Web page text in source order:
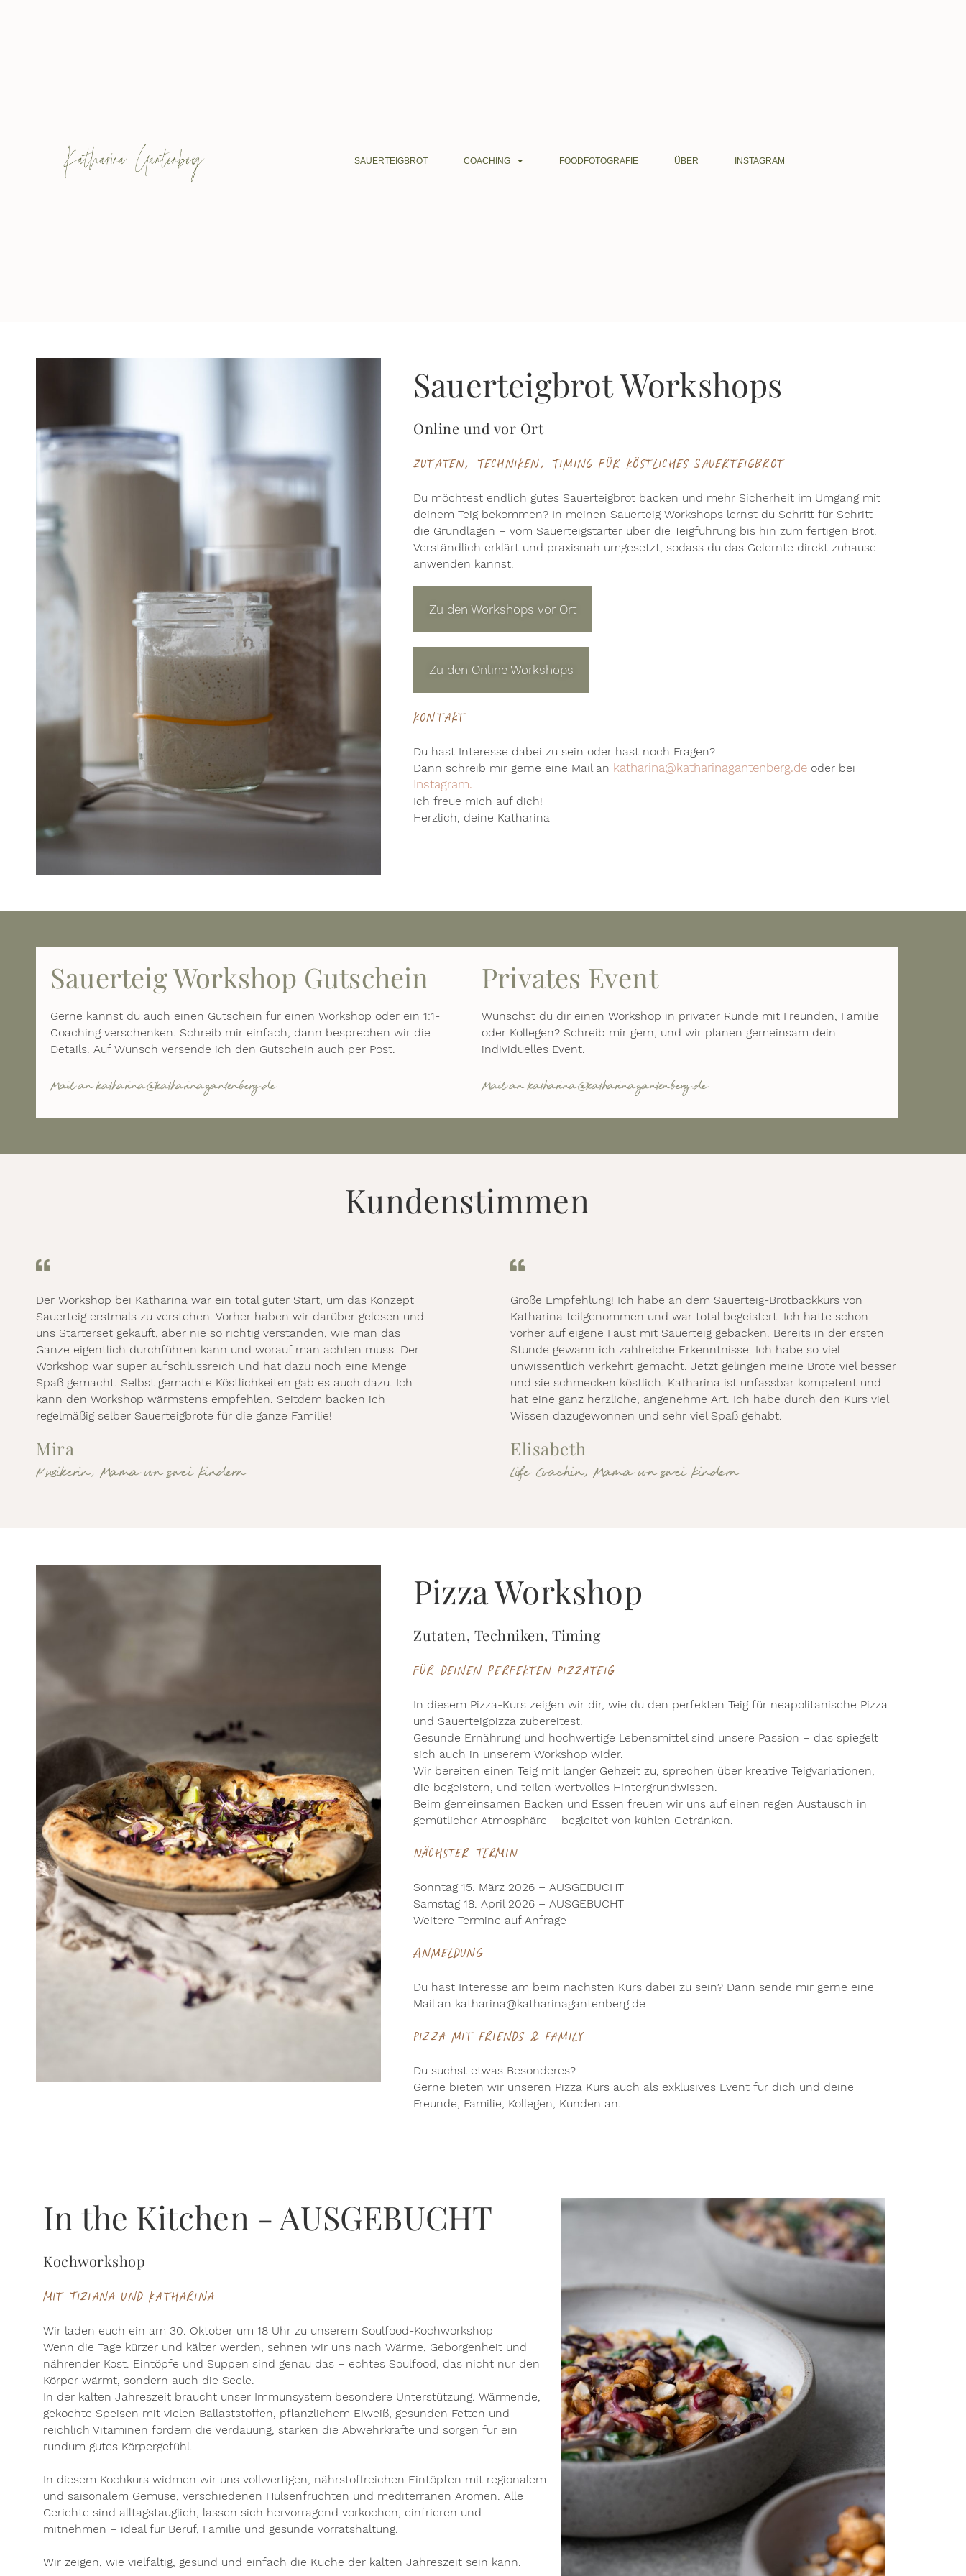
SAUERTEIGBROT COACHING FOODFOTOGRAFIE ÜBER INSTAGRAM
Sauerteigbrot Workshops
Online und vor Ort
Zutaten, Techniken, Timing für köstliches Sauerteigbrot​
Du möchtest endlich gutes Sauerteigbrot backen und mehr Sicherheit im Umgang mit
deinem Teig bekommen? In meinen Sauerteig Workshops lernst du Schritt für Schritt
die Grundlagen – vom Sauerteigstarter über die Teigführung bis hin zum fertigen Brot.
Verständlich erklärt und praxisnah umgesetzt, sodass du das Gelernte direkt zuhause
anwenden kannst.
Zu den Workshops vor Ort
Zu den Online Workshops
Kontakt
Du hast Interesse dabei zu sein oder hast noch Fragen?
Dann schreib mir gerne eine Mail an katharina@katharinagantenberg.de oder bei
Instagram.
Ich freue mich auf dich!
Herzlich, deine Katharina
Sauerteig Workshop Gutschein
Gerne kannst du auch einen Gutschein für einen Workshop oder ein 1:1-
Coaching verschenken. Schreib mir einfach, dann besprechen wir die
Details. Auf Wunsch versende ich den Gutschein auch per Post.
Mail an katharina@katharinagantenberg.de
Privates Event
Wünschst du dir einen Workshop in privater Runde mit Freunden, Familie
oder Kollegen? Schreib mir gern, und wir planen gemeinsam dein
individuelles Event.
Mail an katharina@katharinagantenberg.de
Kundenstimmen​
Der Workshop bei Katharina war ein total guter Start, um das Konzept
Sauerteig erstmals zu verstehen. Vorher haben wir darüber gelesen und
uns Starterset gekauft, aber nie so richtig verstanden, wie man das
Ganze eigentlich durchführen kann und worauf man achten muss. Der
Workshop war super aufschlussreich und hat dazu noch eine Menge
Spaß gemacht. Selbst gemachte Köstlichkeiten gab es auch dazu. Ich
kann den Workshop wärmstens empfehlen. Seitdem backen ich
regelmäßig selber Sauerteigbrote für die ganze Familie!
Mira
Musikerin, Mama von zwei Kindern
Große Empfehlung! Ich habe an dem Sauerteig-Brotbackkurs von
Katharina teilgenommen und war total begeistert. Ich hatte schon
vorher auf eigene Faust mit Sauerteig gebacken. Bereits in der ersten
Stunde gewann ich zahlreiche Erkenntnisse. Ich habe so viel
unwissentlich verkehrt gemacht. Jetzt gelingen meine Brote viel besser
und sie schmecken köstlich. Katharina ist unfassbar kompetent und
hat eine ganz herzliche, angenehme Art. Ich habe durch den Kurs viel
Wissen dazugewonnen und sehr viel Spaß gehabt.
Elisabeth
Life Coachin, Mama von zwei Kindern
Pizza Workshop
Zutaten, Techniken, Timing
für deinen perfekten Pizzateig
In diesem Pizza-Kurs zeigen wir dir, wie du den perfekten Teig für neapolitanische Pizza
und Sauerteigpizza zubereitest.
Gesunde Ernährung und hochwertige Lebensmittel sind unsere Passion – das spiegelt
sich auch in unserem Workshop wider.
Wir bereiten einen Teig mit langer Gehzeit zu, sprechen über kreative Teigvariationen,
die begeistern, und teilen wertvolles Hintergrundwissen.
Beim gemeinsamen Backen und Essen freuen wir uns auf einen regen Austausch in
gemütlicher Atmosphäre – begleitet von kühlen Getränken.
Nächster TERMIN
Sonntag 15. März 2026 – AUSGEBUCHT
Samstag 18. April 2026 – AUSGEBUCHT
Weitere Termine auf Anfrage
Anmeldung
Du hast Interesse am beim nächsten Kurs dabei zu sein? Dann sende mir gerne eine
Mail an katharina@katharinagantenberg.de
Pizza mit Friends & Family
Du suchst etwas Besonderes?
Gerne bieten wir unseren Pizza Kurs auch als exklusives Event für dich und deine
Freunde, Familie, Kollegen, Kunden an.
In the Kitchen - AUSGEBUCHT
Kochworkshop
MIt Tiziana und Katharina
Wir laden euch ein am 30. Oktober um 18 Uhr zu unserem Soulfood-Kochworkshop
Wenn die Tage kürzer und kälter werden, sehnen wir uns nach Wärme, Geborgenheit und
nährender Kost. Eintöpfe und Suppen sind genau das – echtes Soulfood, das nicht nur den
Körper wärmt, sondern auch die Seele.
In der kalten Jahreszeit braucht unser Immunsystem besondere Unterstützung. Wärmende,
gekochte Speisen mit vielen Ballaststoffen, pflanzlichem Eiweiß, gesunden Fetten und
reichlich Vitaminen fördern die Verdauung, stärken die Abwehrkräfte und sorgen für ein
rundum gutes Körpergefühl.
In diesem Kochkurs widmen wir uns vollwertigen, nährstoffreichen Eintöpfen mit regionalem
und saisonalem Gemüse, verschiedenen Hülsenfrüchten und mediterranen Aromen. Alle
Gerichte sind alltagstauglich, lassen sich hervorragend vorkochen, einfrieren und
mitnehmen – ideal für Beruf, Familie und gesunde Vorratshaltung.
Wir zeigen, wie vielfältig, gesund und einfach die Küche der kalten Jahreszeit sein kann.